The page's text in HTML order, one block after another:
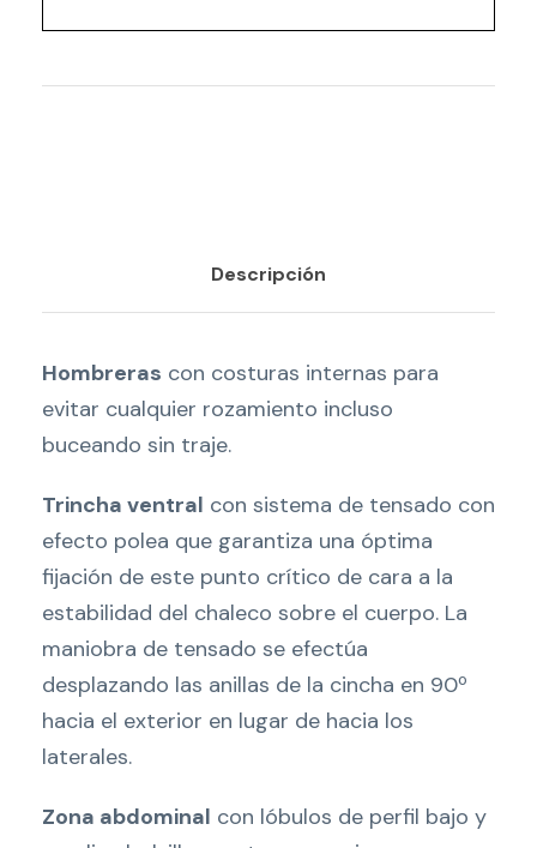
Descripción
Hombreras con costuras internas para
evitar cualquier rozamiento incluso
buceando sin traje.
Trincha ventral con sistema de tensado con
efecto polea que garantiza una óptima
fijación de este punto crítico de cara a la
estabilidad del chaleco sobre el cuerpo. La
maniobra de tensado se efectúa
desplazando las anillas de la cincha en 90º
hacia el exterior en lugar de hacia los
laterales.
Zona abdominal con lóbulos de perfil bajo y